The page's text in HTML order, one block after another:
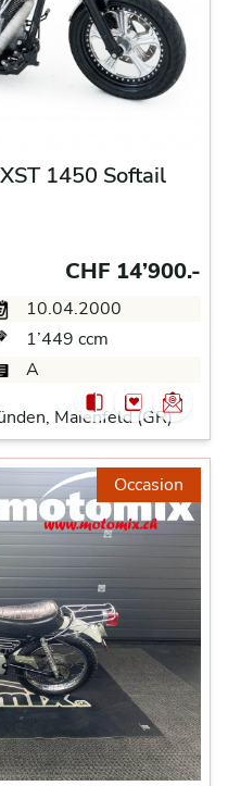
1450 Softail
CHF 14’900.-
10.04.2000
1’449 ccm
A
Maienfeld (GR)
Occasion